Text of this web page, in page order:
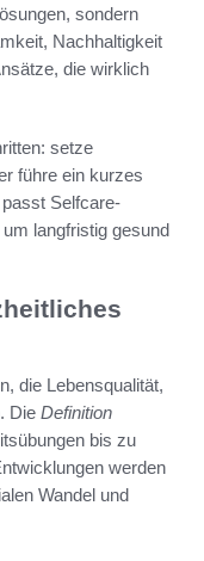
sondern
Nachhaltigkeit
die wirklich
setze
führe ein kurzes
Selfcare-
langfristig gesund
die Lebensqualität,
Die Definition
bis zu
werden
Wandel und